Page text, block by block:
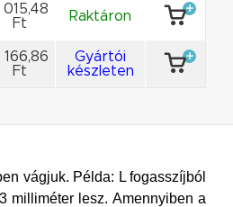
015,48
Ft
Raktáron
166,86
Ft
Gyártói
készleten
vágjuk. Példa: L fogasszíjból
milliméter lesz. Amennyiben a